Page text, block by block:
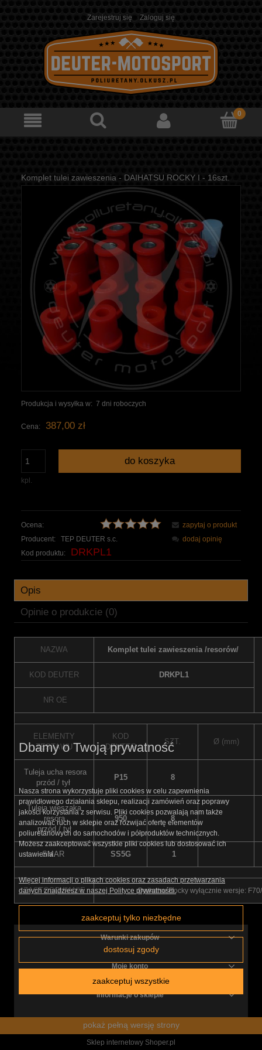
Zarejestruj się Zaloguj się
Komplet tulei zawieszenia - DAIHATSU ROCKY I - 16szt.
Produkcja i wysyłka w: 7 dni roboczych
Cena: 387,00 zł
kpl.
do koszyka
Ocena:
Producent:
TEP DEUTER s.c.
Kod produktu:
DRKPL1
zapytaj o produkt
dodaj opinię
Opis
Opinie o produkcie (0)
NAZWA Komplet tulei zawieszenia /resorów/
KOD DEUTER DRKPL1
NR OE
ELEMENTY
ZESTAWU
KOD
DEUTER
SZT. Ø (mm)
Tuleja ucha resora
przód / tył
P15 8
Tuleja wieszaka
resora
przód / tył
950 8
SMAR SS5G 1
ZASTOSOWANIE Daihatsu Rocky wyłącznie wersje:
Warunki zakupów
Moje konto
Informacje o sklepie
pokaż pełną wersję strony
Sklep internetowy Shoper.pl
Dbamy o Twoją prywatność
Nasza strona wykorzystuje pliki cookies w celu zapewnienia
prawidłowego działania sklepu, realizacji zamówień oraz poprawy
jakości korzystania z serwisu. Pliki cookies pozwalają nam także
analizować ruch w sklepie oraz rozwijać ofertę elementów
poliuretanowych do samochodów i półproduktów technicznych.
Możesz zaakceptować wszystkie pliki cookies lub dostosować ich
ustawienia.
Więcej informacji o plikach cookies oraz zasadach przetwarzania
danych znajdziesz w naszej Polityce prywatności.
zaakceptuj tylko niezbędne
dostosuj zgody
zaakceptuj wszystkie